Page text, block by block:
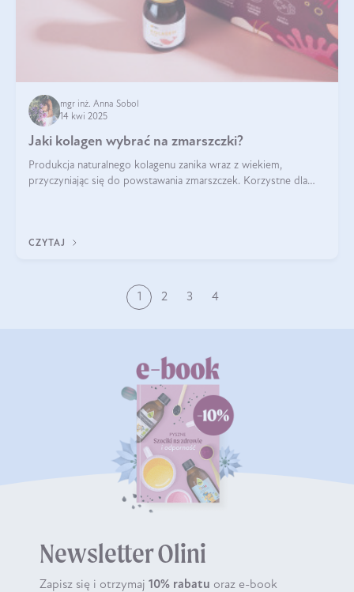
mgr inż. Anna Sobol
14 kwi 2025
Jaki kolagen wybrać na zmarszczki?
Produkcja naturalnego kolagenu zanika wraz z wiekiem,
przyczyniając się do powstawania zmarszczek. Korzystne dla
CZYTAJ
1 2 3 4
Newsletter Olini
Zapisz się i otrzymaj 10% rabatu oraz e-book